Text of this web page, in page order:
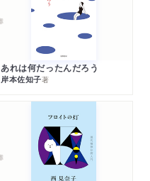
あれは何だったんだろう
岸本佐知子著